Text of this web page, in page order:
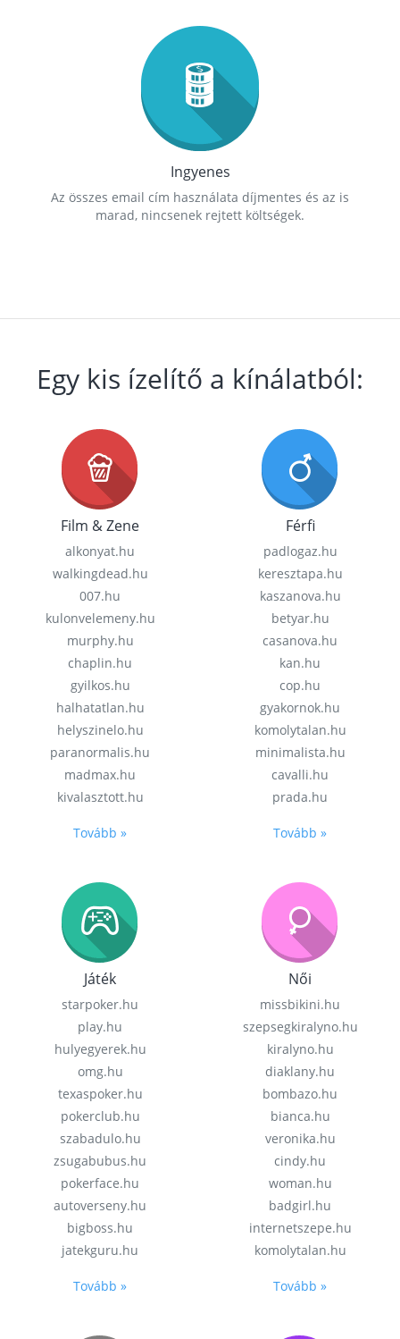
Ingyenes
Az összes email cím használata díjmentes és az is
marad, nincsenek rejtett költségek.
Egy kis ízelítő a kínálatból:
Film & Zene
alkonyat.hu
walkingdead.hu
007.hu
kulonvelemeny.hu
murphy.hu
chaplin.hu
gyilkos.hu
halhatatlan.hu
helyszinelo.hu
paranormalis.hu
madmax.hu
kivalasztott.hu
Tovább »
Férfi
padlogaz.hu
keresztapa.hu
kaszanova.hu
betyar.hu
casanova.hu
kan.hu
cop.hu
gyakornok.hu
komolytalan.hu
minimalista.hu
cavalli.hu
prada.hu
Tovább »
Játék
starpoker.hu
play.hu
hulyegyerek.hu
omg.hu
texaspoker.hu
pokerclub.hu
szabadulo.hu
zsugabubus.hu
pokerface.hu
autoverseny.hu
bigboss.hu
jatekguru.hu
Tovább »
Női
missbikini.hu
szepsegkiralyno.hu
kiralyno.hu
diaklany.hu
bombazo.hu
bianca.hu
veronika.hu
cindy.hu
woman.hu
badgirl.hu
internetszepe.hu
komolytalan.hu
Tovább »